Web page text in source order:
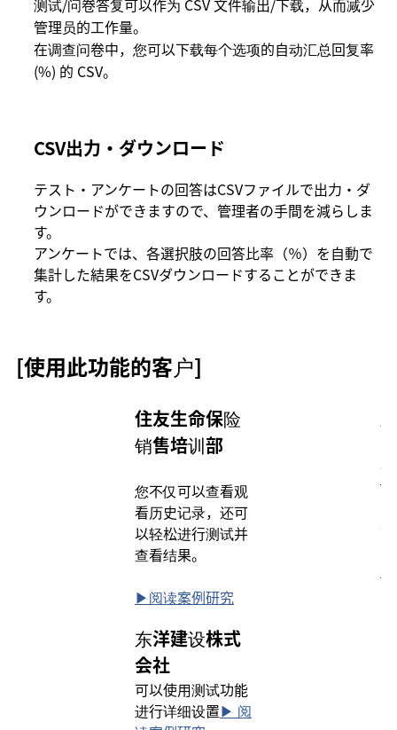
测试/问卷答复可以作为 CSV 文件输出/下载，从而减少
管理员的工作量。
在调查问卷中，您可以下载每个选项的自动汇总回复率
(%) 的 CSV。
CSV出力・ダウンロード
テスト・アンケートの回答はCSVファイルで出力・ダ
ウンロードができますので、管理者の手間を減らしま
す。
アンケートでは、各選択肢の回答比率（％）を自動で
集計した結果をCSVダウンロードすることができま
す。
[使用此功能的客户]
住友生命保险
销售培训部
您不仅可以查看观
看历史记录，还可
以轻松进行测试并
查看结果。
▶︎阅读案例研究
东洋建设株式
会社
可以使用测试功能
进行详细设置▶ 阅